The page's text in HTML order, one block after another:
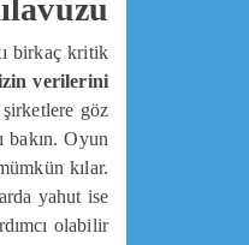
birkaç kritik
verilerini
göz
bakın. Oyun
kılar.
yahut ise
olabilir.